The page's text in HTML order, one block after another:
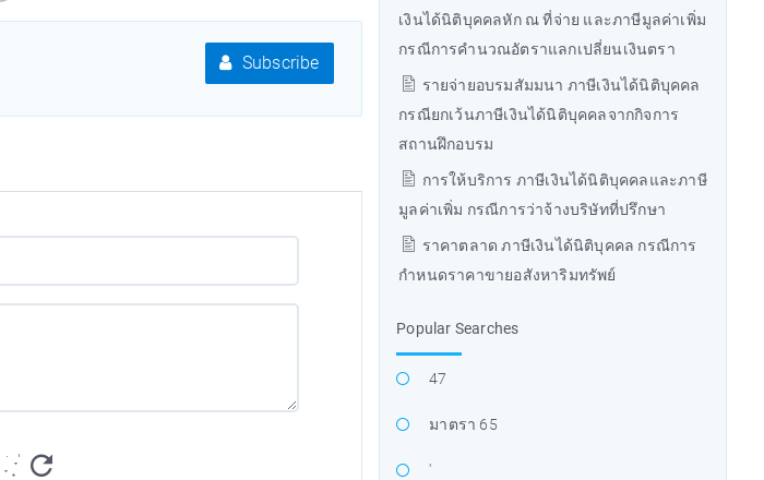
เงินได้นิติบุคคลหัก ณ ที่จ่าย และภาษีมูลค่าเพิ่ม
กรณีการคำนวณอัตราแลกเปลี่ยนเงินตรา
รายจ่ายอบรมสัมมนา ภาษีเงินได้นิติบุคคล
กรณียกเว้นภาษีเงินได้นิติบุคคลจากกิจการ
สถานฝึกอบรม
การให้บริการ ภาษีเงินได้นิติบุคคลและภาษี
มูลค่าเพิ่ม กรณีการว่าจ้างบริษัทที่ปรึกษา
ราคาตลาด ภาษีเงินได้นิติบุคคล กรณีการ
กำหนดราคาขายอสังหาริมทรัพย์
Popular Searches
47
มาตรา 65
'
Subscribe